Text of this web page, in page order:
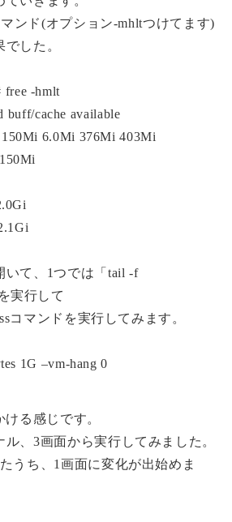
ンド(オプション-mhltつけてます)
した。
free -hmlt
buff/cache available
6.0Mi 376Mi 403Mi
いて、1つでは「tail -f
実行して
コマンドを実行してみます。
1G –vm-hang 0
る感じです。
、3画面から実行してみました。
うち、1画面に変化が出始めま